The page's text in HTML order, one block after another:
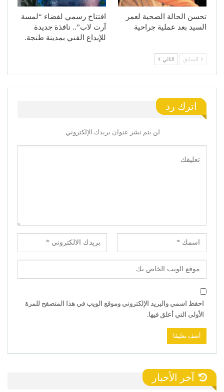
تحسن الحالة الصحية لعمر
السيد بعد عملية جراحية
افتتاح رسمي لفضاء “لمسة
آرت لاب”.. نافذة جديدة
للإبداع الفني بمدينة طنجة.
السابق التالي
اترك رد
لن يتم نشر عنوان بريدك الإلكتروني.
احفظ اسمي والبريد الإلكتروني وموقع الويب في هذا المتصفح للمرة
الأولى التي أعلق فيها.
آخر الأخبار